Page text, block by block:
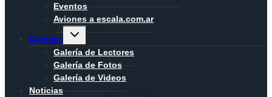
Eventos
Aviones a escala.com.ar
Galerías
Alternar
menú
hijo
Galería de Lectores
Galería de Fotos
Galería de Videos
Noticias